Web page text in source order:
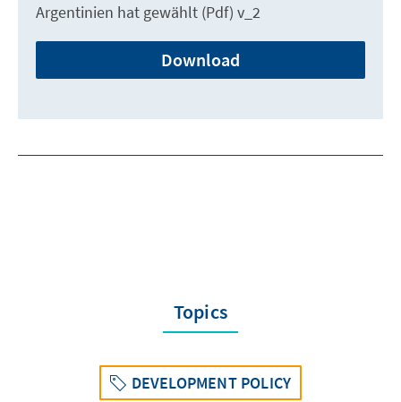
Argentinien hat gewählt (Pdf) v_2
Download
Topics
DEVELOPMENT POLICY